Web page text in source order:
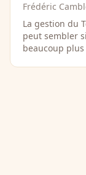
Frédéric
La gestion du
peut sembler
beaucoup